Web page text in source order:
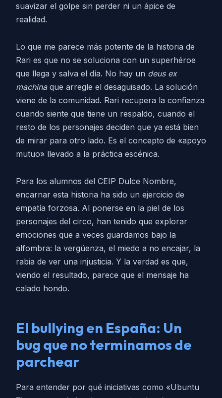
suavizar el golpe sin perder ni un ápice de
realidad.
Lo que me parece más potente de la historia de
Rari es que no se soluciona con un superhéroe
que llega y salva el día. No hay un deus ex
machinaque arregle el desaguisado. La solución
viene de la comunidad. Rari recupera la confianza
cuando siente que tiene un respaldo, cuando el
resto de los personajes deciden que ya está bien
de mirar para otro lado. Es el concepto de «apoyo
mutuo» llevado a la práctica escénica.
Para los alumnos del CEIP Dulce Nombre,
encarnar esta historia ha sido un ejercicio de
empatía forzosa. Al ponerse en la piel de los
personajes del circo, han tenido que explorar
emociones que a veces guardamos bajo la
alfombra: la vergüenza, el miedo a no encajar, la
rabia de ver una injusticia. Y la verdad es que,
viendo el resultado, parece que el mensaje ha
calado hondo.
El bullying en España: Un
bug que no terminamos de
parchear
Para entender por qué iniciativas como «Ubuntu